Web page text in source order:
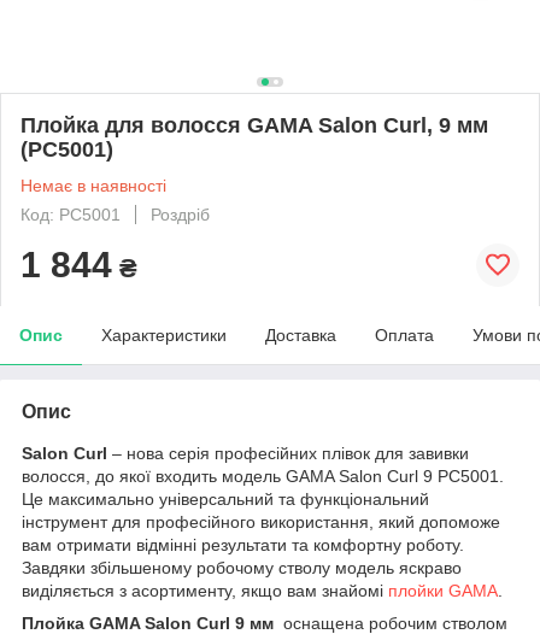
Плойка для волосся GAMA Salon Curl, 9 мм
(PC5001)
Немає в наявності
Код: PC5001
Роздріб
1 844 ₴
Опис Характеристики Доставка Оплата Умови
Опис
Salon Curl – нова серія професійних плівок для завивки
волосся, до якої входить модель GAMA Salon Curl 9 PC5001.
Це максимально універсальний та функціональний
інструмент для професійного використання, який допоможе
вам отримати відмінні результати та комфортну роботу.
Завдяки збільшеному робочому стволу модель яскраво
виділяється з асортименту, якщо вам знайомі плойки GAMA
Плойка GAMA Salon Curl 9 мм оснащена робочим стволом